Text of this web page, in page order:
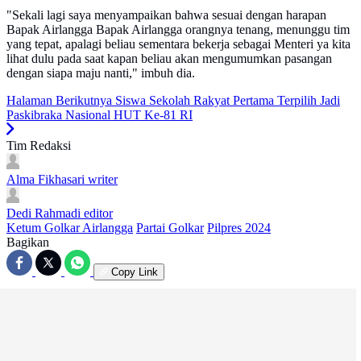
"Sekali lagi saya menyampaikan bahwa sesuai dengan harapan
Bapak Airlangga Bapak Airlangga orangnya tenang, menunggu tim
yang tepat, apalagi beliau sementara bekerja sebagai Menteri ya kita
lihat dulu pada saat kapan beliau akan mengumumkan pasangan
dengan siapa maju nanti," imbuh dia.
Halaman Berikutnya Siswa Sekolah Rakyat Pertama Terpilih Jadi
Paskibraka Nasional HUT Ke-81 RI
Tim Redaksi
Alma Fikhasari writer
Dedi Rahmadi editor
Ketum Golkar Airlangga Partai Golkar Pilpres 2024
Bagikan
Copy Link